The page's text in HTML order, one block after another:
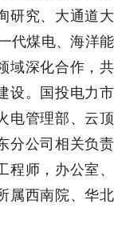
研究、大通道大
代煤电、海洋能
域深化合作，共
设。国投电力市
电管理部、云顶
分公司相关负责
师，办公室、
属西南院、华北